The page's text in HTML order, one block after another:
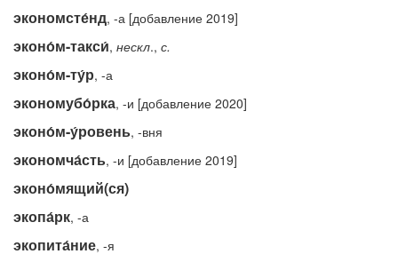
экономсте́нд, -а [добавление 2019]
эконо́м-такси́, нескл., с.
эконо́м-ту́р, -а
экономубо́рка, -и [добавление 2020]
эконо́м-у́ровень, -вня
экономча́сть, -и [добавление 2019]
эконо́мящий(ся)
экопа́рк, -а
экопита́ние, -я